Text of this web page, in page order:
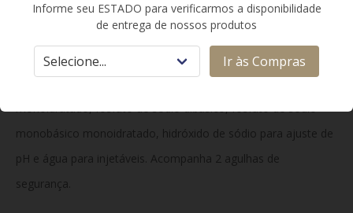
Cada seringa preenchida de 0,5 mL contém palmitato de
paliperidona equivalente a 50 mg de paliperidona. Excipientes:
monoidratado, fosfato de sódio dibásico, fosfato de sódio
monobásico monoidratado, hidróxido de sódio para ajuste de
pH e água para injetáveis. Acompanha 2 agulhas de
segurança.
Informe seu ESTADO para verificarmos a disponibilidade
de entrega de nossos produtos
Ir às Compras